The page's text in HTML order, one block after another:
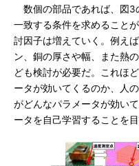
数個の部品であれば、図3
一致する条件を求めること
討因子は増えていく。例え
ン、銅の厚さや幅、また熱
ども検討が必要だ。これほ
ータが効いてくるのか、人
がどんなパラメータが効い
ータを自己学習することを目